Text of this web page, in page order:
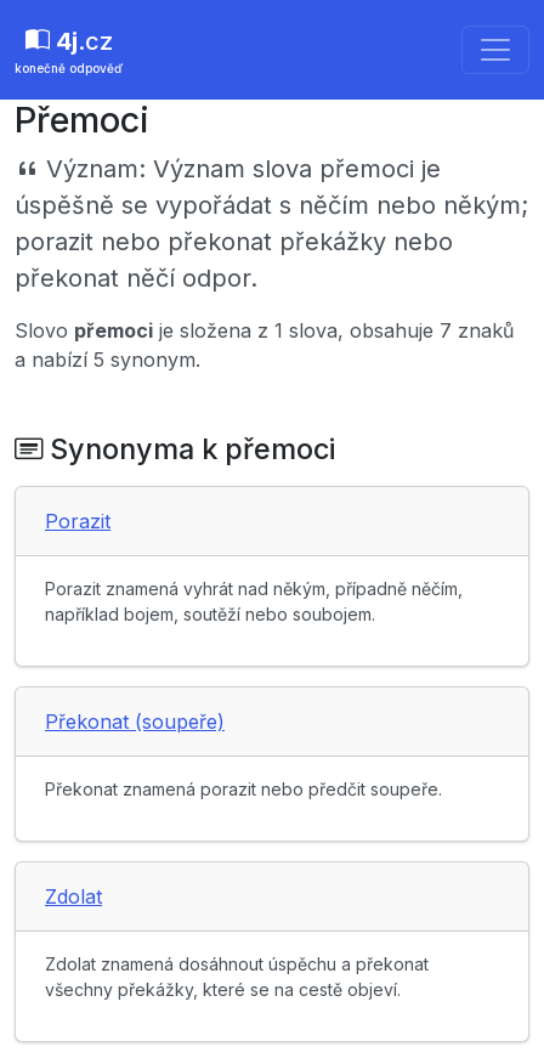
4j.cz
konečně odpověď
Přemoci
Význam: Význam slova přemoci je
úspěšně se vypořádat s něčím nebo někým;
porazit nebo překonat překážky nebo
překonat něčí odpor.
Slovo přemoci je složena z 1 slova, obsahuje 7 znaků
a nabízí 5 synonym.
Synonyma k přemoci
Porazit
Porazit znamená vyhrát nad někým, případně něčím,
například bojem, soutěží nebo soubojem.
Překonat (soupeře)
Překonat znamená porazit nebo předčit soupeře.
Zdolat
Zdolat znamená dosáhnout úspěchu a překonat
všechny překážky, které se na cestě objeví.